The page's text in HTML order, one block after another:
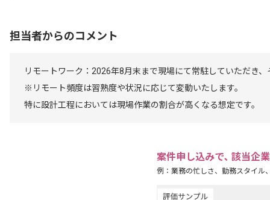
担当者からのコメント
リモートワーク：2026年8月末まで現場にて常駐していただき
※リモート頻度は習熟度や状況に応じて変動いたします。
特に設計工程においては現場作業の割合が高くなる想定です。
案件申し込みで､ 該当企
例：業務の忙しさ、勤務スタイル